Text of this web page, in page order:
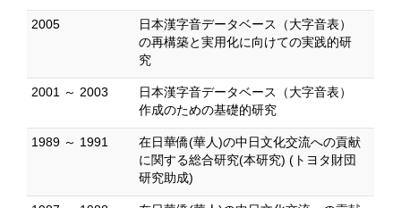
2005
日本漢字音データベース（大字音表）
の再構築と実用化に向けての実践的研
究
2001 ～ 2003
日本漢字音データベース（大字音表）
作成のための基礎的研究
1989 ～ 1991
在日華僑(華人)の中日文化交流への貢献
に関する総合研究(本研究) (トヨタ財団
研究助成)